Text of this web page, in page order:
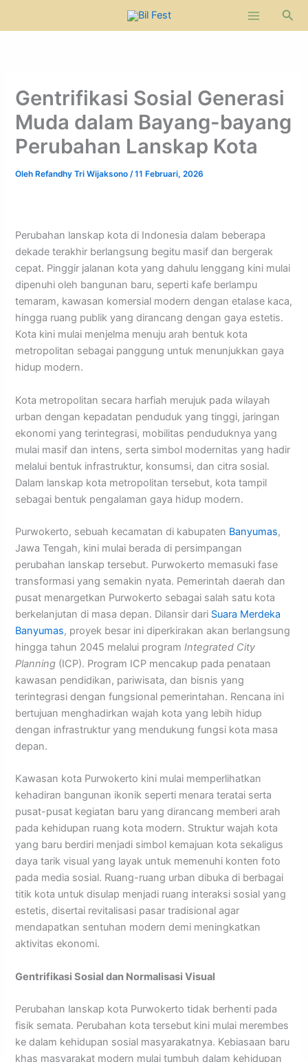
Cari
Gentrifikasi Sosial Generasi
Muda dalam Bayang-bayang
Perubahan Lanskap Kota
Oleh Refandhy Tri Wijaksono/11 Februari, 2026
Perubahan lanskap kota di Indonesia dalam beberapa
dekade terakhir berlangsung begitu masif dan bergerak
cepat. Pinggir jalanan kota yang dahulu lenggang kini mulai
dipenuhi oleh bangunan baru, seperti kafe berlampu
temaram, kawasan komersial modern dengan etalase kaca,
hingga ruang publik yang dirancang dengan gaya estetis.
Kota kini mulai menjelma menuju arah bentuk kota
metropolitan sebagai panggung untuk menunjukkan gaya
hidup modern.
Kota metropolitan secara harfiah merujuk pada wilayah
urban dengan kepadatan penduduk yang tinggi, jaringan
ekonomi yang terintegrasi, mobilitas penduduknya yang
mulai masif dan intens, serta simbol modernitas yang hadir
melalui bentuk infrastruktur, konsumsi, dan citra sosial.
Dalam lanskap kota metropolitan tersebut, kota tampil
sebagai bentuk pengalaman gaya hidup modern.
Purwokerto, sebuah kecamatan di kabupaten Banyumas,
Jawa Tengah, kini mulai berada di persimpangan
perubahan lanskap tersebut. Purwokerto memasuki fase
transformasi yang semakin nyata. Pemerintah daerah dan
pusat menargetkan Purwokerto sebagai salah satu kota
berkelanjutan di masa depan. Dilansir dari Suara Merdeka
Banyumas, proyek besar ini diperkirakan akan berlangsung
hingga tahun 2045 melalui programIntegrated City
Planning (ICP). Program ICP mencakup pada penataan
kawasan pendidikan, pariwisata, dan bisnis yang
terintegrasi dengan fungsional pemerintahan. Rencana ini
bertujuan menghadirkan wajah kota yang lebih hidup
dengan infrastruktur yang mendukung fungsi kota masa
depan.
Kawasan kota Purwokerto kini mulai memperlihatkan
kehadiran bangunan ikonik seperti menara teratai serta
pusat-pusat kegiatan baru yang dirancang memberi arah
pada kehidupan ruang kota modern. Struktur wajah kota
yang baru berdiri menjadi simbol kemajuan kota sekaligus
daya tarik visual yang layak untuk memenuhi konten foto
pada media sosial. Ruang-ruang urban dibuka di berbagai
titik kota untuk disulap menjadi ruang interaksi sosial yang
estetis, disertai revitalisasi pasar tradisional agar
mendapatkan sentuhan modern demi meningkatkan
aktivitas ekonomi.
Gentrifikasi Sosial dan Normalisasi Visual
Perubahan lanskap kota Purwokerto tidak berhenti pada
fisik semata. Perubahan kota tersebut kini mulai merembes
ke dalam kehidupan sosial masyarakatnya. Kebiasaan baru
khas masyarakat modern mulai tumbuh dalam kehidupan